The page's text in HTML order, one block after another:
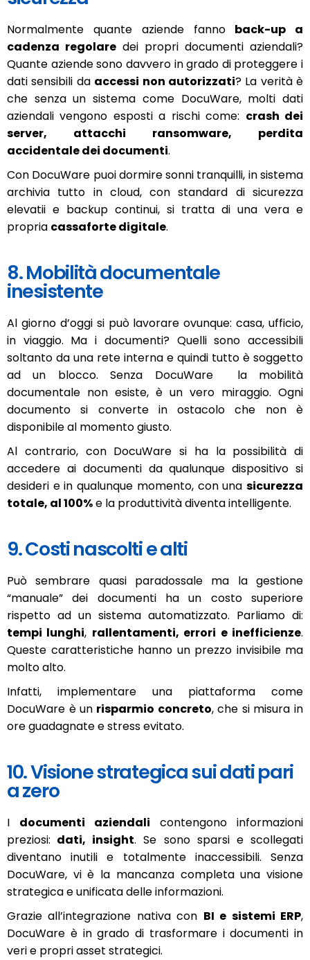
Normalmente quante aziende fanno back-up a
cadenza regolare dei propri documenti aziendali?
Quante aziende sono davvero in grado di proteggere i
dati sensibili da accessi non autorizzati? La verità è
che senza un sistema come DocuWare, molti dati
aziendali vengono esposti a rischi come: crash dei
server, attacchi ransomware, perdita
accidentale dei documenti.
Con DocuWare puoi dormire sonni tranquilli, in sistema
archivia tutto in cloud, con standard di sicurezza
elevatii e backup continui, si tratta di una vera e
propria cassaforte digitale.
8. Mobilità documentale
inesistente
Al giorno d’oggi si può lavorare ovunque: casa, ufficio,
in viaggio. Ma i documenti? Quelli sono accessibili
soltanto da una rete interna e quindi tutto è soggetto
ad un blocco. Senza DocuWare la mobilità
documentale non esiste, è un vero miraggio. Ogni
documento si converte in ostacolo che non è
disponibile al momento giusto.
Al contrario, con DocuWare si ha la possibilità di
accedere ai documenti da qualunque dispositivo si
desideri e in qualunque momento, con una sicurezza
totale, al 100%e la produttività diventa intelligente.
9. Costi nascolti e alti
Può sembrare quasi paradossale ma la gestione
“manuale” dei documenti ha un costo superiore
rispetto ad un sistema automatizzato. Parliamo di:
tempi lunghi, rallentamenti, errori e inefficienze.
Queste caratteristiche hanno un prezzo invisibile ma
molto alto.
Infatti, implementare una piattaforma come
DocuWare è un risparmio concreto, che si misura in
ore guadagnate e stress evitato.
10. Visione strategica sui dati pari
a zero
I documenti aziendali contengono informazioni
preziosi: dati, insight. Se sono sparsi e scollegati
diventano inutili e totalmente inaccessibili. Senza
DocuWare, vi è la mancanza completa una visione
strategica e unificata delle informazioni.
Grazie all’integrazione nativa con BI e sistemi ERP,
DocuWare è in grado di trasformare i documenti in
veri e propri asset strategici.